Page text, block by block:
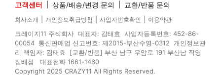
고객센터 상품/배송/변경 문의 교환/반품 문의
회사소개 개인정보취급방침 사업자번호확인 이용약관
크레이지11 주식회사 대표자: 김태효 사업자등록번호: 452-86-
00054 통신판매업 신고번호: 제2015-부산수영-0312 개인정보관
리 책임자: 김태효 [교환/반품] 부산 남구 우암로 191 부산남 직영
집배점 대표전화 1661-1460
Copyright 2025 CRAZY11 All Rights Reserved.